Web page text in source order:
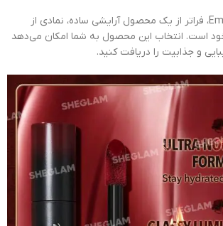
لیپ گلاس Ember Rose، فراتر از یک محصول آرایشی ساده، نمادی از
خود است. انتخاب این محصول به شما امکان می‌دهد
و جذابیت را دریافت کنید.